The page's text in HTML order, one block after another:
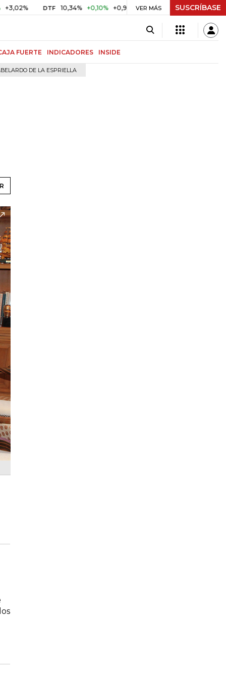
DTF 10,34% +0,10% +0,98% UVR $ 417,01 +$ 0,05 +0,01%
VER MÁS SUSCRÍBASE
FUERTE INDICADORES INSIDE
DE LA ESPRIELLA